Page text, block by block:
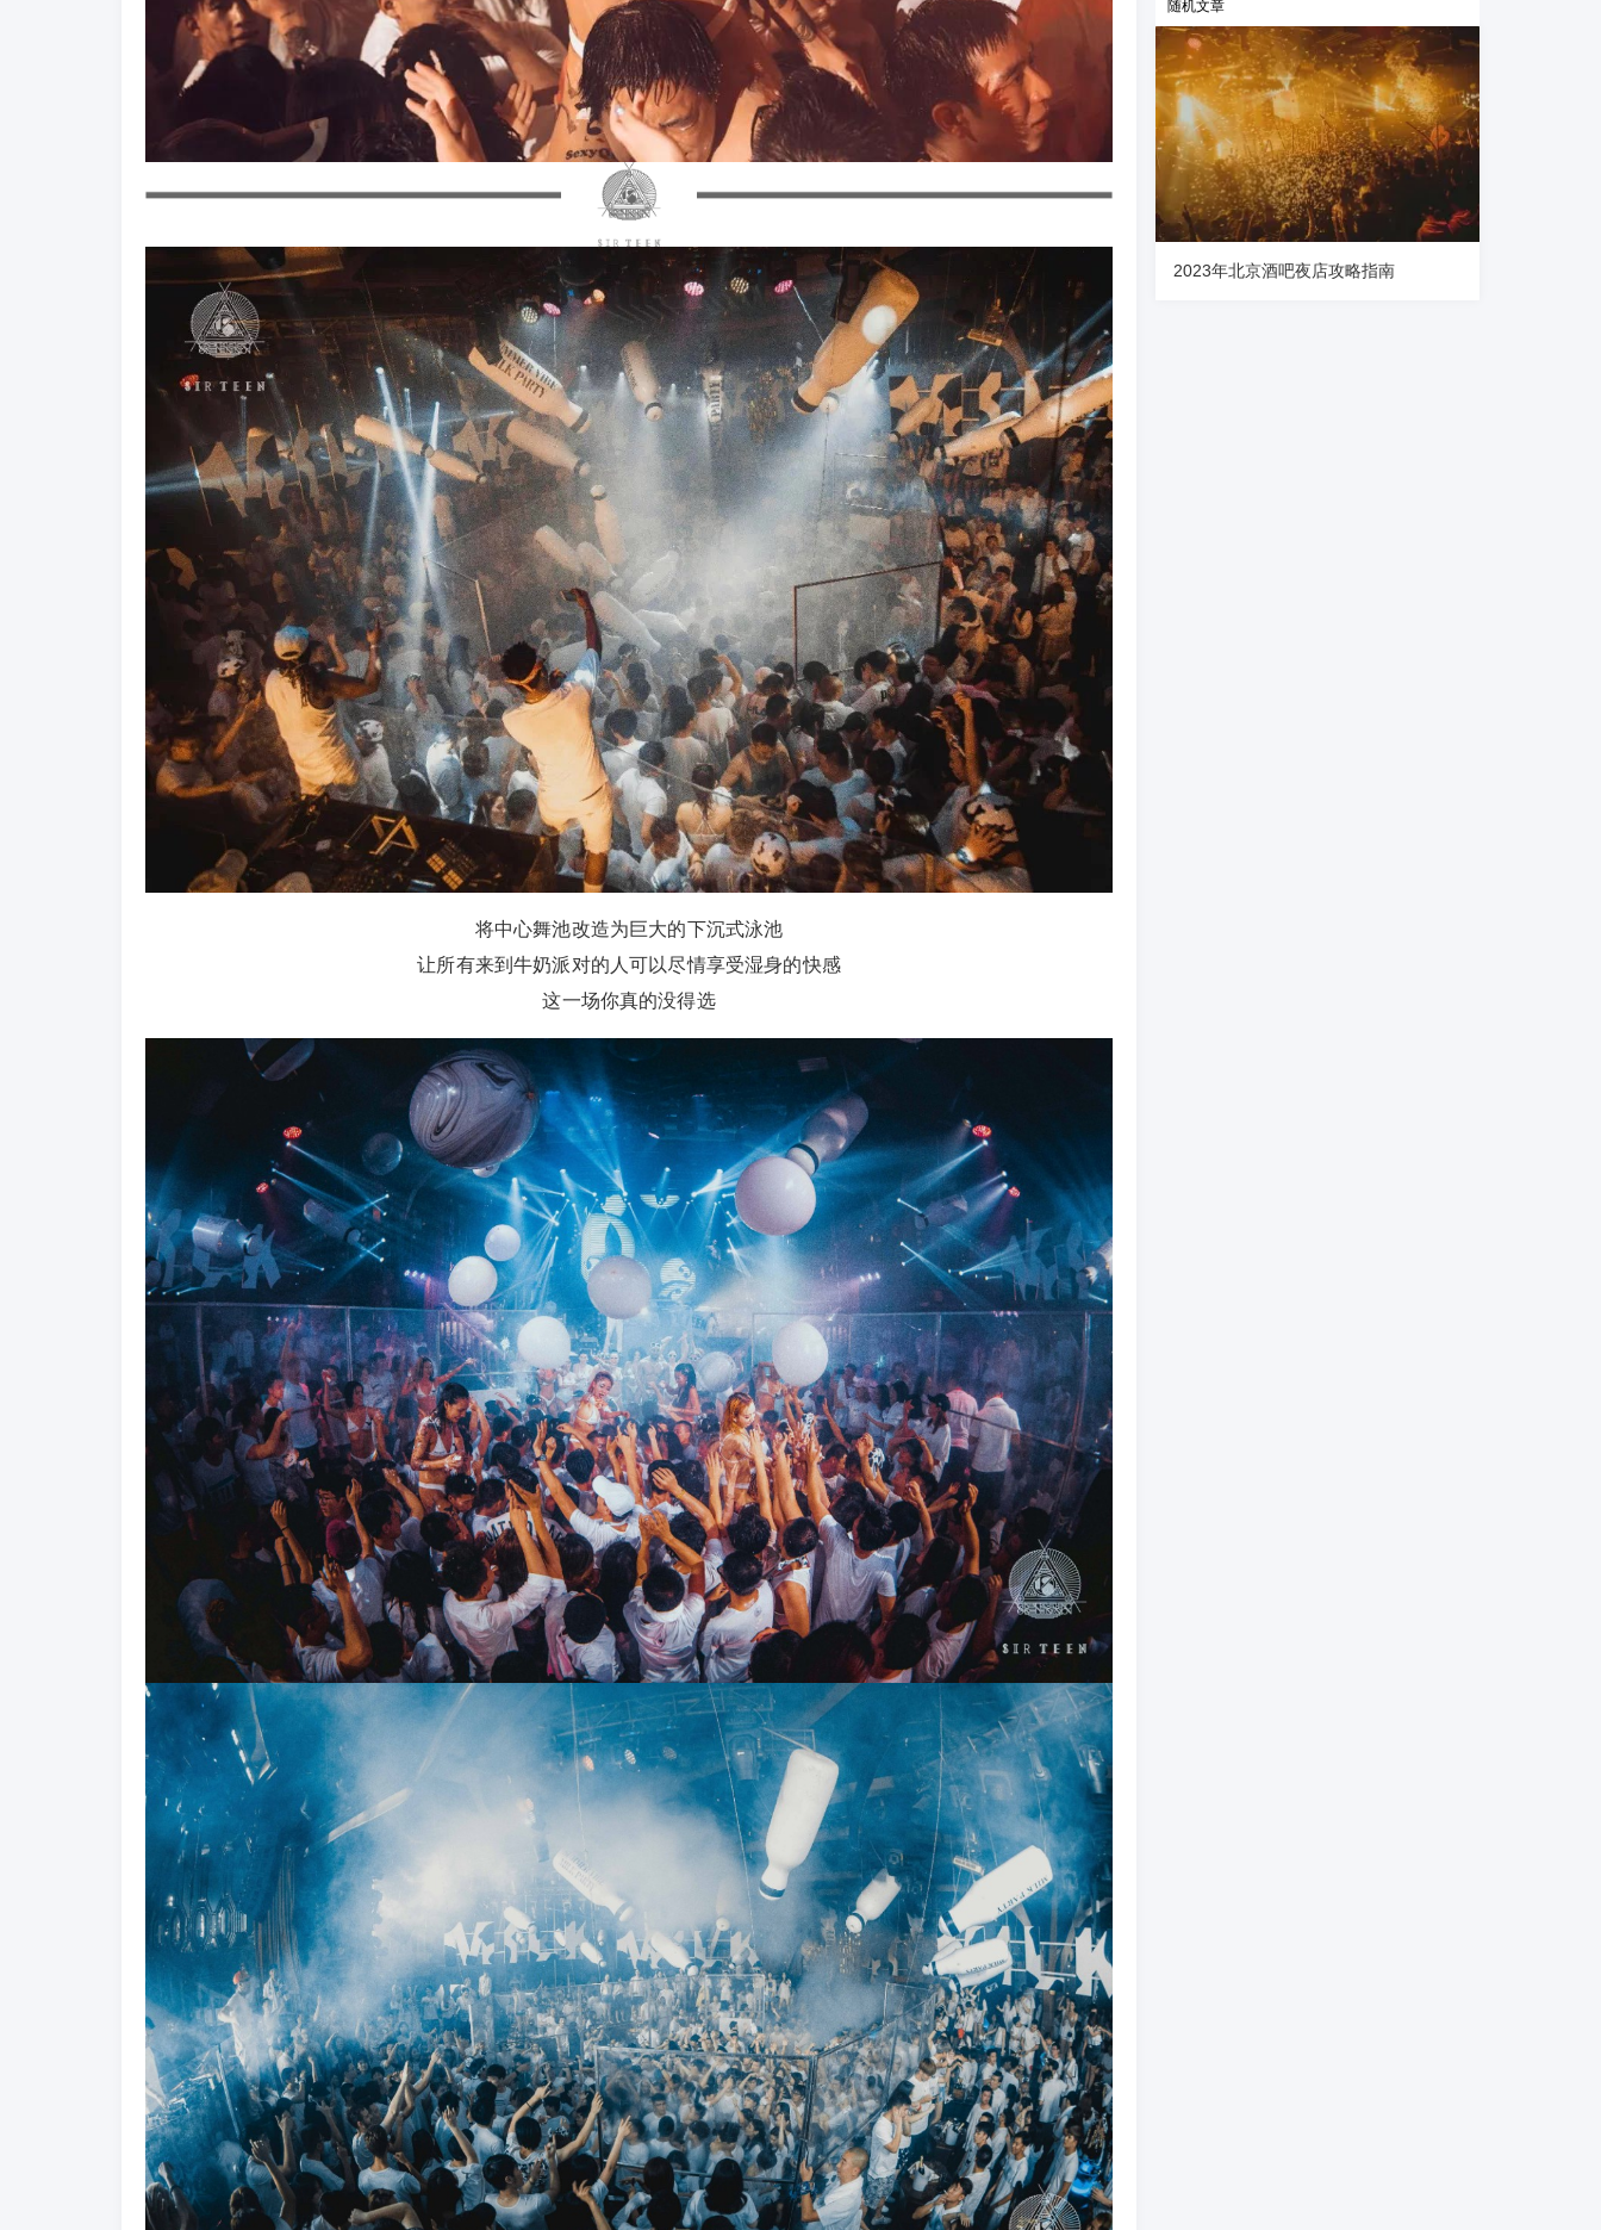
将中心舞池改造为巨大的下沉式泳池
让所有来到牛奶派对的人可以尽情享受湿身的快感
这一场你真的没得选
@ 北京夜店网 2019/6/20
7月12日-13日，拾叁先生开启
牛奶湿身Party
在经历了刚刚结束的 Salute to the White 2.0 之后
拾叁先生向大家宣布 今年的 Summer Holiday 夏
日派对季正式开始 The Milk Party @Club SIR.TE
EN 7 月 12 日 – 7 月 13 日 新的夏天当然要玩一
些新的东西 这一次牛奶湿身派对与去年有什么不
同 现在让我来告诉你 将中心舞池改造为巨大的下
沉式泳池 让所有来到牛奶派对的人可以尽情享受
湿身的快感 这一场你真的没得选 去年的拾叁先生
邀请了 100 个性感女郎共洗牛奶浴 令人心跳加速
的画面 出现在派对的每一秒 今年的牛奶派对也将
全新升级 加入沉浸式概念的同时 扩大下沉式“泳
池”的面积 让你们更加享受牛奶浴 更加适合夏日
的音乐冲击 给予你视觉与听觉的双重盛宴 升级版
的互动道具与礼物 在接下来慢慢揭晓 这一次的牛
奶派对与往年最大的不同是 加入了沉浸式的派对
概念 拾叁先生为牛奶派对请来了专属嘉宾 Giuse
ppe Ottaviani 这位粉丝口中称赞不绝的 Trance
大神 他的本次行程也提前被各种电音群疯狂传播
虽然 Giuseppe Ottaviani 的夏日行程 看起来有些
满 但我相信他已经准备好享受每一个疯狂的夜晚
尤其是拾叁先生的牛奶湿身派对 这个夏天过于炎
热的温度 相信大家都已经领教过了 所以拾叁先生
夏日派对的宗旨只有一个 帮助大家降温消暑 201
9.7.12-7.13 SUMMER VIBE SEASON 2 MILK P
ARTY 博主介绍：工体夜店网站站长，经常去工
体周边的夜店玩耍，和每个夜店都有点关系，如
果你有关于夜店座位预定、酒的价格、消费情
况、卡座预定，包房预定、举办生日Party等相关
的问题可以加我微信咨询，微信号：gongtiyd，
或者扫描下方二维码加我微信，本人会在能力范
围内给予你最大的帮助。博主还可以提供工体周
边各个夜店的预定服务。
扫描二维码继续阅读
给undefined打赏
2 元 5 10 元
20 元 50 元 自定义
立刻支付
付费内容
¥
立刻支付
随机文章
2023年北京酒吧夜店攻略指南
您没有权限发布内容，请购买会员或者提升权
限。
6位以上
6位以上
忘记密码？找回 已有帐号？登录
社交帐号直接登录
QQ登录 微博登录 微信登录